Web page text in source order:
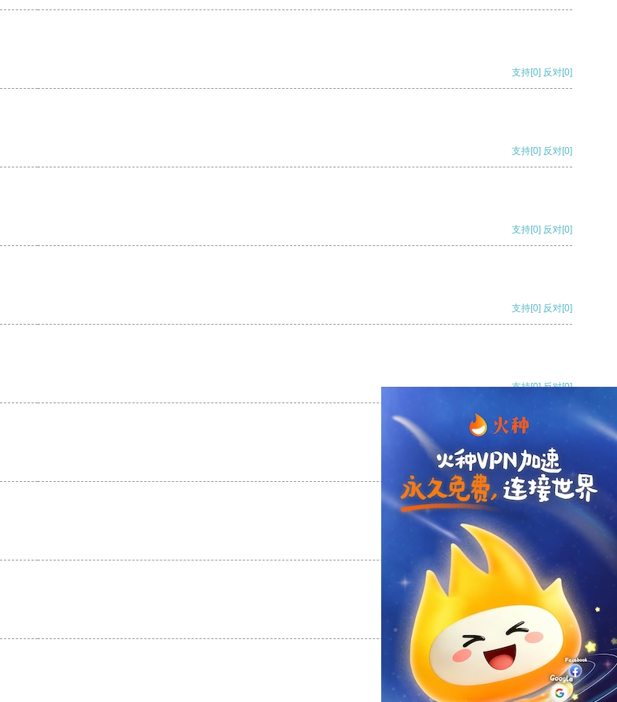
支持[0] 反对[0]
支持[0] 反对[0]
支持[0] 反对[0]
支持[0] 反对[0]
支持[0] 反对[0]
支持[0] 反对
支持
支持 反对